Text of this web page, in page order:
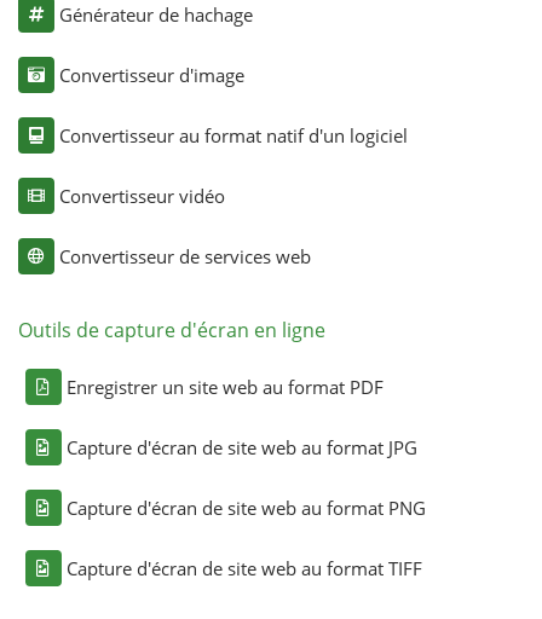
Générateur de hachage
Convertisseur d'image
Convertisseur au format natif d'un logiciel
Convertisseur vidéo
Convertisseur de services web
Outils de capture d'écran en ligne
Enregistrer un site web au format PDF
Capture d'écran de site web au format JPG
Capture d'écran de site web au format PNG
Capture d'écran de site web au format TIFF